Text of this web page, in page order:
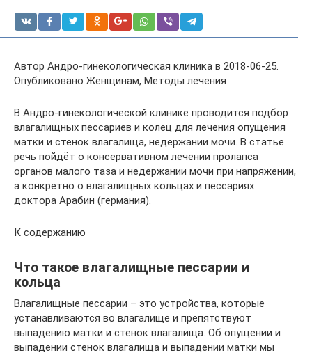
Автор Андро-гинекологическая клиника в 2018-06-25.
Опубликовано Женщинам, Методы лечения
В Андро-гинекологической клинике проводится подбор
влагалищных пессариев и колец для лечения опущения
матки и стенок влагалища, недержании мочи. В статье
речь пойдёт о консервативном лечении пролапса
органов малого таза и недержании мочи при напряжении,
а конкретно о влагалищных кольцах и пессариях
доктора Арабин (германия).
К содержанию
Что такое влагалищные пессарии и
кольца
Влагалищные пессарии – это устройства, которые
устанавливаются во влагалище и препятствуют
выпадению матки и стенок влагалища. Об опущении и
выпадении стенок влагалища и выпадении матки мы